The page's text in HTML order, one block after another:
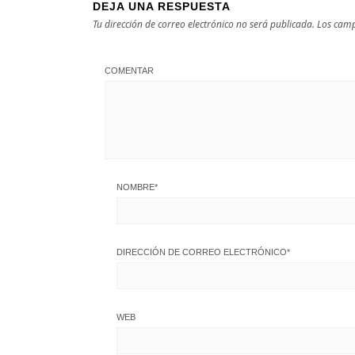
DEJA UNA RESPUESTA
Tu dirección de correo electrónico no será publicada. Los
COMENTAR
NOMBRE*
DIRECCIÓN DE CORREO ELECTRÓNICO*
WEB